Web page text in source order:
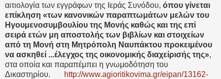
αιτιολογία των εγγράφων της Ιεράς Συνόδου, όπου γίνεται
επίκληση «των κανονικών παραπτωμάτων μελών του
Ηγουμενοσυμβουλίου της Μονής καθώς και της επί
σειρά ετών μη αποστολής των βιβλίων και στοιχείων
από τη Μονή στη Μητρόπολη Ναυπάκτου προκειμένου
να ασκηθεί ...έλεγχος της οικονομικής διαχείρισής της»,
στα οποία και παραπέμπει η γνωμοδότηση του
Δικαστηρίου.
http://www.agioritikovima.gr/eipan/13162-